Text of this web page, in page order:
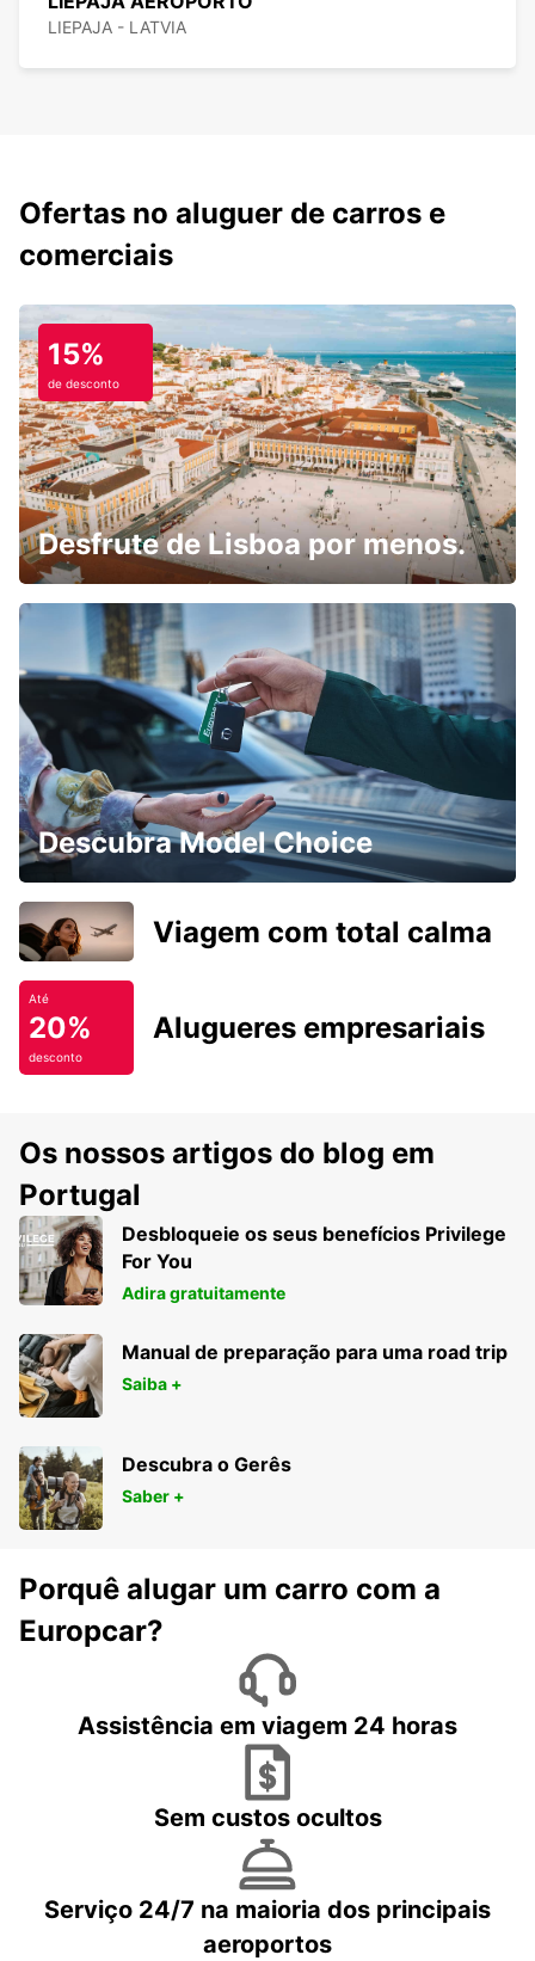
LIEPAJA - LATVIA
Ofertas no aluguer de carros e
comerciais
15%
de desconto
Desfrute de Lisboa por menos.
Descubra Model Choice
Viagem com total calma
Até
20%
desconto
Alugueres empresariais
Os nossos artigos do blog em
Portugal
Desbloqueie os seus benefícios Privilege
For You
Adira gratuitamente
Manual de preparação para uma road trip
Saiba +
Descubra o Gerês
Saber +
Porquê alugar um carro com a
Europcar?
Assistência em viagem 24 horas
Sem custos ocultos
Serviço 24/7 na maioria dos principais
aeroportos